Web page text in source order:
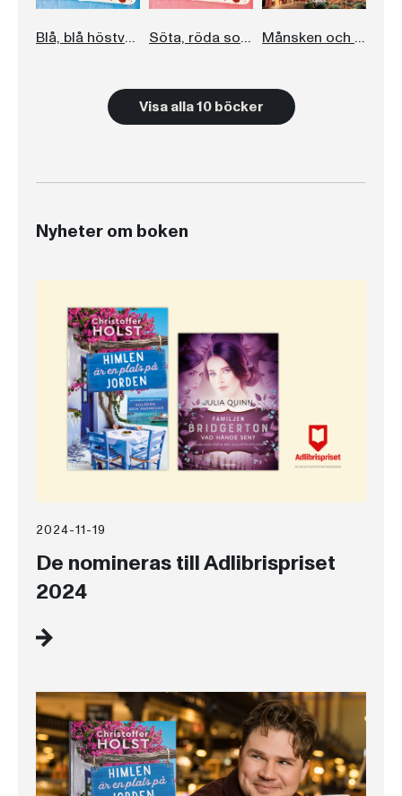
Blå, blå höstvågor Söta, röda sommardrömmar Månsken och mozzarella
Visa alla 10 böcker
Nyheter om boken
2024-11-19
De nomineras till Adlibrispriset
2024